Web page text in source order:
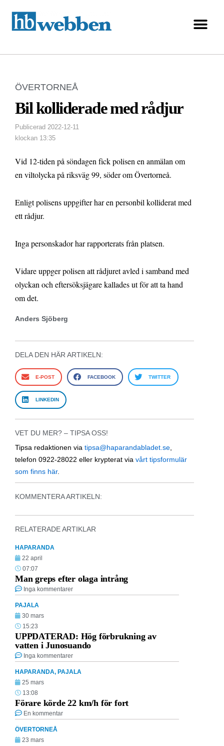
ÖVERTORNEÅ
Bil kolliderade med rådjur
Publicerad 2022-12-11
klockan 13:35
Vid 12-tiden på söndagen fick polisen en anmälan om
en viltolycka på riksväg 99, söder om Övertorneå.
Enligt polisens uppgifter har en personbil kolliderat med
ett rådjur.
Inga personskador har rapporterats från platsen.
Vidare uppger polisen att rådjuret avled i samband med
olyckan och eftersöksjägare kallades ut för att ta hand
om det.
Anders Sjöberg
DELA DEN HÄR ARTIKELN:
E-POST FACEBOOK TWITTER
LINKEDIN
VET DU MER? – TIPSA OSS!
Tipsa redaktionen via tipsa@haparandabladet.se
telefon 0922-28022 eller krypterat via vårt tipsformulär
som finns här.
KOMMENTERA ARTIKELN:
RELATERADE ARTIKLAR
HAPARANDA
22 april
07:07
Man greps efter olaga intrång
Inga kommentarer
PAJALA
30 mars
15:23
UPPDATERAD: Hög förbrukning av
vatten i Junosuando
Inga kommentarer
HAPARANDA, PAJALA
25 mars
13:08
Förare körde 22 km/h för fort
En kommentar
ÖVERTORNEÅ
23 mars